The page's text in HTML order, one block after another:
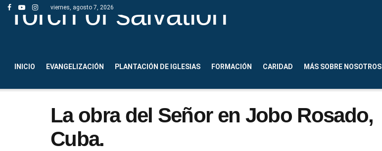
viernes, agosto 7, 2026
Torch of salvation
INICIO EVANGELIZACIÓN PLANTACIÓN DE IGLESIAS FORMACIÓN CARIDAD MÁS SOBRE NOSOTROS
La obra del Señor en Jobo Rosado,
Cuba.